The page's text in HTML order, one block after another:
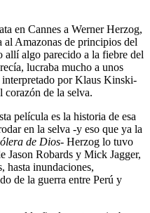
en Cannes a Werner Herzog,
Amazonas de principios del
algo parecido a la fiebre del
lucraba mucho a unos
por Klaus Kinski-
corazón de la selva.
película es la historia de esa
en la selva -y eso que ya la
de Dios- Herzog lo tuvo
Jason Robards y Mick Jagger,
hasta inundaciones,
de la guerra entre Perú y